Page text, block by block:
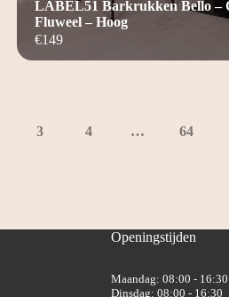
€149
LABEL51 Barkrukken Bello –
Fluweel – Hoog
3 4 … 64
Openingstijden
Maandag: 08:00 - 16:30
Dinsdag: 08:00 - 16:30